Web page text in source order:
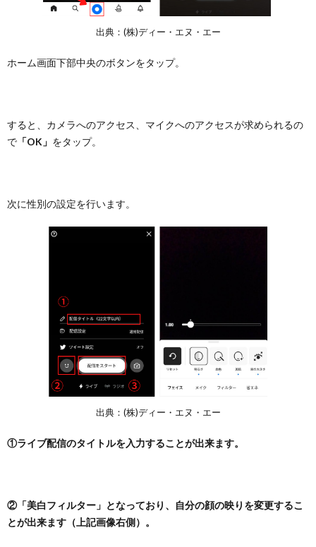
出典：(株)ディー・エヌ・エー
ホーム画面下部中央のボタンをタップ。
すると、カメラへのアクセス、マイクへのアクセスが求められるの
で 「OK」 をタップ。
次に性別の設定を行います。
出典：(株)ディー・エヌ・エー
①ライブ配信のタイトルを入力することが出来ます。
②「美白フィルター」となっており、自分の顔の映りを変更するこ
とが出来ます（上記画像右側）。